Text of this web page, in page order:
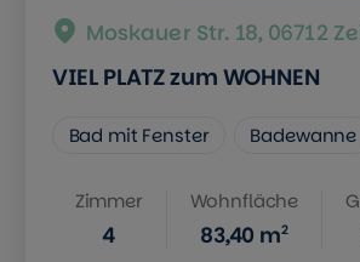
Moskauer Str. 18, 06712
VIEL PLATZ zum WOHNEN
Bad mit Fenster Badewanne
Zimmer
4
Wohnfläche
83,40 m2